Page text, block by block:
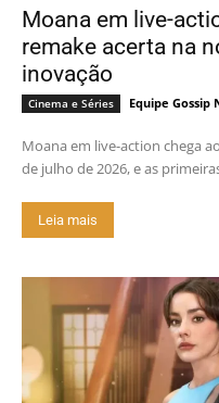
Moana em live-
remake acerta na
inovação
Cinema e Séries Equipe Gossip
Moana em live-action chega
de julho de 2026, e as
Leia mais